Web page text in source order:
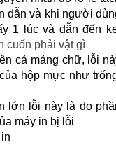
dẫn và khi người
1 lúc và dẫn đến
cuốn phải vật gì
cả mảng chữ, lỗi
hộp mực như
lớn lỗi này là do
máy in bị lỗi